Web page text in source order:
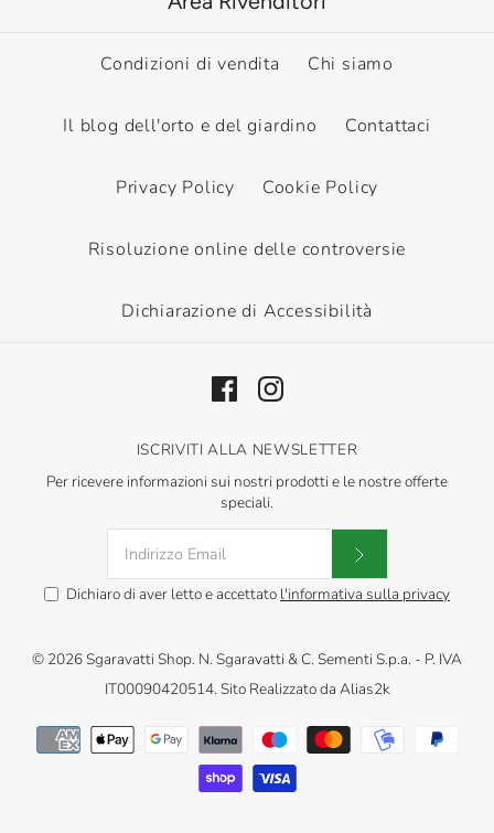
Condizioni di vendita Chi siamo
Il blog dell'orto e del giardino Contattaci
Privacy Policy Cookie Policy
Risoluzione online delle controversie
Dichiarazione di Accessibilità
ISCRIVITI ALLA NEWSLETTER
Per ricevere informazioni sui nostri prodotti e le nostre offerte
speciali.
Dichiaro di aver letto e accettato l'informativa sulla privacy
© 2026Sgaravatti Shop. N. Sgaravatti & C. Sementi S.p.a. - P. IVA
IT00090420514. Sito Realizzato da Alias2k